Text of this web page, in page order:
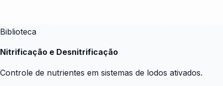
Biblioteca
Nitrificação e Desnitrificação
Controle de nutrientes em sistemas de lodos ativados.